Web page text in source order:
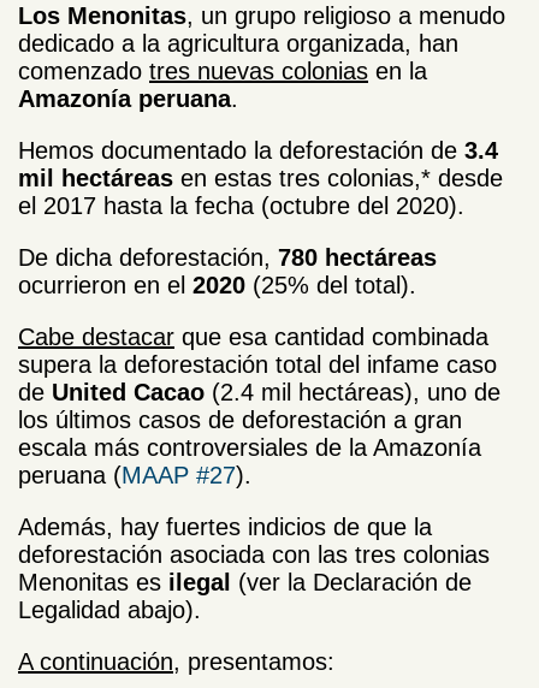
Los Menonitas, un grupo religioso a menudo
dedicado a la agricultura organizada, han
comenzado tres nuevas colonias en la
Amazonía peruana.
Hemos documentado la deforestación de 3.4
mil hectáreas en estas tres colonias,* desde
el 2017 hasta la fecha (octubre del 2020).
De dicha deforestación, 780 hectáreas
ocurrieron en el 2020 (25% del total).
Cabe destacar que esa cantidad combinada
supera la deforestación total del infame caso
de United Cacao (2.4 mil hectáreas), uno de
los últimos casos de deforestación a gran
escala más controversiales de la Amazonía
peruana (MAAP #27).
Además, hay fuertes indicios de que la
deforestación asociada con las tres colonias
Menonitas es ilegal (ver la Declaración de
Legalidad abajo).
A continuación, presentamos: